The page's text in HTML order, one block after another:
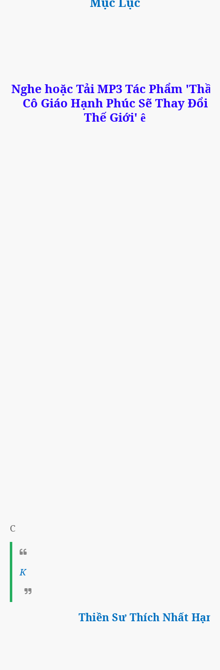
Nghe hoặc Tải MP3 Tác Phẩm 'Thầy
Cô Giáo Hạnh Phúc Sẽ Thay Đổi
Thế Giới' ê
C
K
Thiền Sư Thích Nhất Hạnh